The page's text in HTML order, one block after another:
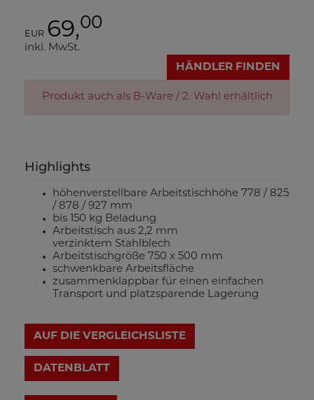
EUR 69,00
inkl. MwSt.
HÄNDLER FINDEN
Produkt auch als B-Ware / 2. Wahl erhältlich
Highlights
höhenverstellbare Arbeitstischhöhe 778 / 825
/ 878 / 927 mm
bis 150 kg Beladung
Arbeitstisch aus 2,2 mm
verzinktem Stahlblech
Arbeitstischgröße 750 x 500 mm
schwenkbare Arbeitsfläche
zusammenklappbar für einen einfachen
Transport und platzsparende Lagerung
AUF DIE VERGLEICHSLISTE
DATENBLATT